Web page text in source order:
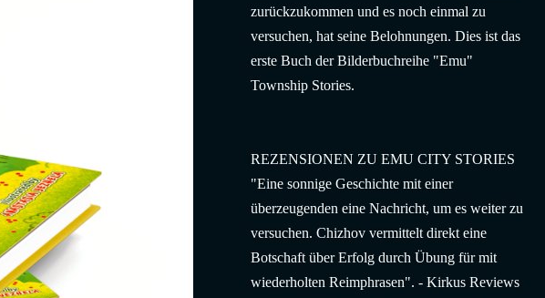
zurückzukommen und es noch einmal zu
versuchen, hat seine Belohnungen. Dies ist das
erste Buch der Bilderbuchreihe "Emu"
Township Stories.
REZENSIONEN ZU EMU CITY STORIES
"Eine sonnige Geschichte mit einer
überzeugenden eine Nachricht, um es weiter zu
versuchen. Chizhov vermittelt direkt eine
Botschaft über Erfolg durch Übung für mit
wiederholten Reimphrasen". - Kirkus Reviews